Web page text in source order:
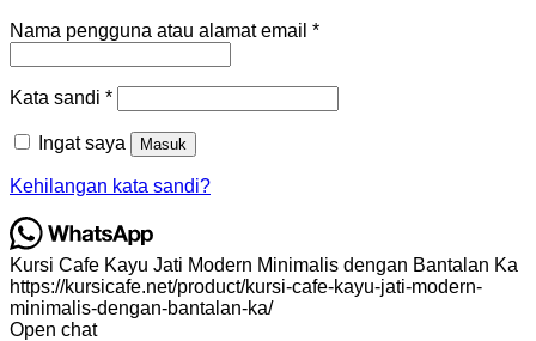
Nama pengguna atau alamat email *Wajib
Kata sandi *Wajib
Ingat saya Masuk
Kehilangan kata sandi?
Kursi Cafe Kayu Jati Modern Minimalis dengan Bantalan Ka
https://kursicafe.net/product/kursi-cafe-kayu-jati-modern-
minimalis-dengan-bantalan-ka/
Open chat